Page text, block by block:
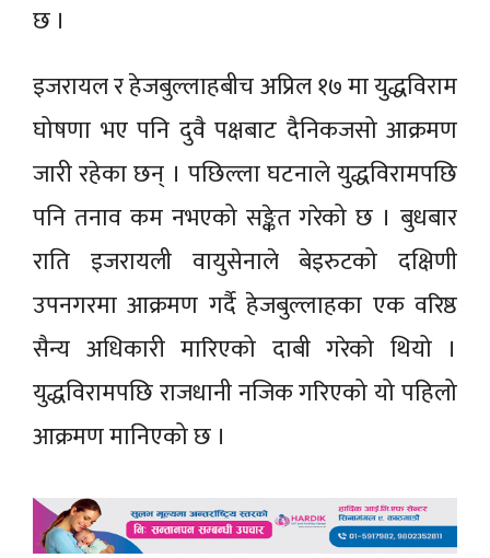
छ ।
इजरायल र हेजबुल्लाहबीच अप्रिल १७ मा युद्धविराम
घोषणा भए पनि दुवै पक्षबाट दैनिकजसो आक्रमण
जारी रहेका छन् । पछिल्ला घटनाले युद्धविरामपछि
पनि तनाव कम नभएको सङ्केत गरेको छ । बुधबार
राति इजरायली वायुसेनाले बेइरुटको दक्षिणी
उपनगरमा आक्रमण गर्दै हेजबुल्लाहका एक वरिष्ठ
सैन्य अधिकारी मारिएको दाबी गरेको थियो ।
युद्धविरामपछि राजधानी नजिक गरिएको यो पहिलो
आक्रमण मानिएको छ ।